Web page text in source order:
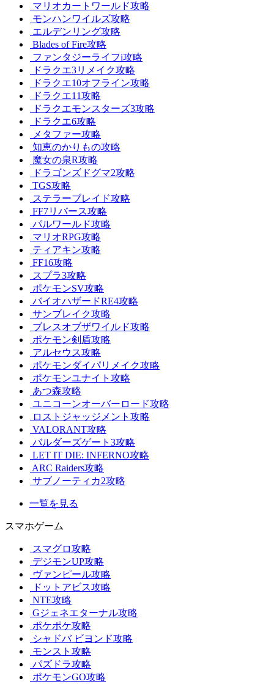
マリオカートワールド攻略
モンハンワイルズ攻略
エルデンリング攻略
Blades of Fire攻略
ファンタジーライフi攻略
ドラクエ3リメイク攻略
ドラクエ10オフライン攻略
ドラクエ11攻略
ドラクエモンスターズ3攻略
ドラクエ6攻略
メタファー攻略
知恵のかりもの攻略
魔女の泉R攻略
ドラゴンズドグマ2攻略
TGS攻略
ステラーブレイド攻略
FF7リバース攻略
パルワールド攻略
マリオRPG攻略
ティアキン攻略
FF16攻略
スプラ3攻略
ポケモンSV攻略
バイオハザードRE4攻略
サンブレイク攻略
ブレスオブザワイルド攻略
ポケモン剣盾攻略
アルセウス攻略
ポケモンダイパリメイク攻略
ポケモンユナイト攻略
あつ森攻略
ユニコーンオーバーロード攻略
ロストジャッジメント攻略
VALORANT攻略
バルダーズゲート3攻略
LET IT DIE: INFERNO攻略
ARC Raiders攻略
サブノーティカ2攻略
一覧を見る
スマホゲーム
スマグロ攻略
デジモンUP攻略
ヴァンピール攻略
ドットアビス攻略
NTE攻略
Gジェネエターナル攻略
ポケポケ攻略
シャドバ ビヨンド攻略
モンスト攻略
パズドラ攻略
ポケモンGO攻略